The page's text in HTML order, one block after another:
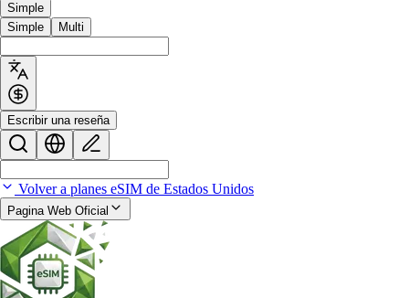
Simple
Simple
Multi
Escribir una reseña
Volver a planes eSIM de Estados Unidos
Pagina Web Oficial